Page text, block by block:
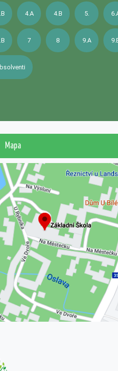
4.A 4.B 5.
7 8 9.A
Mapa